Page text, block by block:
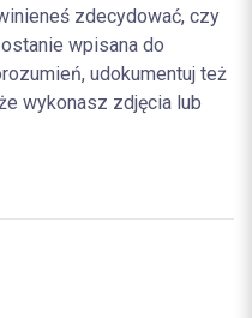
zdecydować, czy
wpisana do
udokumentuj też
wykonasz zdjęcia lub